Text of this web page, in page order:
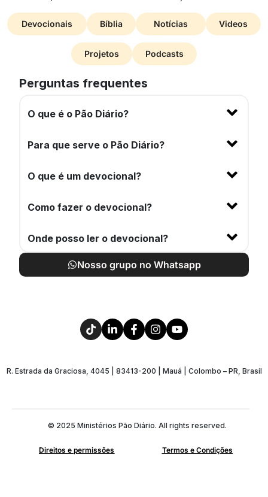
Devocionais Bíblia Notícias Videos
Projetos Podcasts
Perguntas frequentes
O que é o Pão Diário?
Para que serve o Pão Diário?
O que é um devocional?
Como fazer o devocional?
Onde posso ler o devocional?
Nosso grupo no Whatsapp
R. Estrada da Graciosa, 4045 | 83413-200 | Mauá | Colombo – PR, Brasil
© 2025 Ministérios Pão Diário. All rights reserved.
Direitos e permissões Termos e Condições